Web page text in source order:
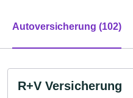
Autoversicherung (102)
R+V Versicherung